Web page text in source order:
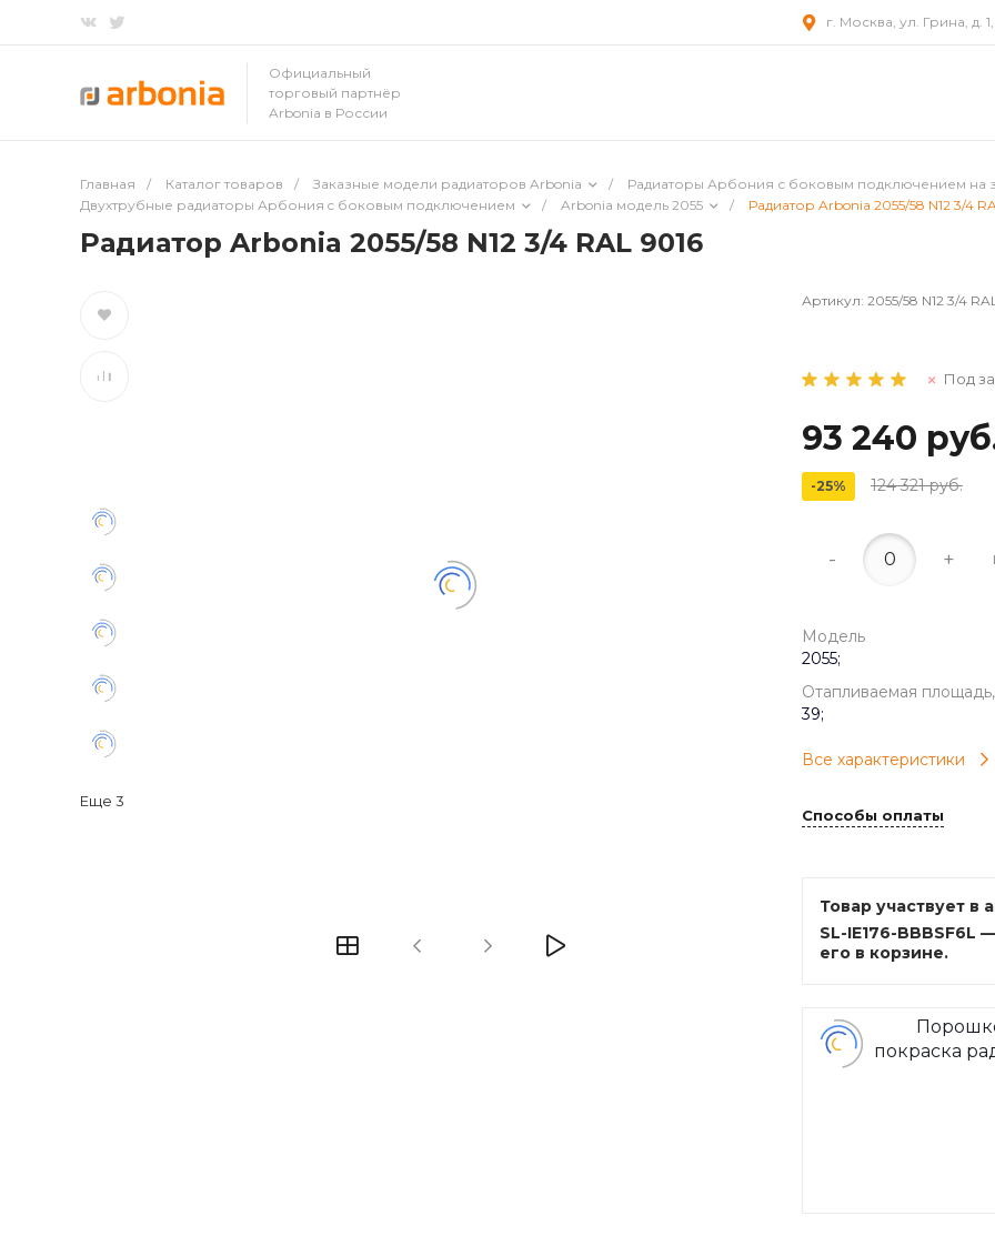
г. Москва, ул. Грина, д.
Официальный
торговый партнёр
Arbonia в России
Главная / Каталог товаров / Заказные модели радиаторов Arbonia / Радиаторы Арбония с боковым подключением на
Двухтрубные радиаторы Арбония c боковым подключением
/ Arbonia модель 2055 / Радиатор Arbonia 2055/58 N12 3/4
Радиатор Arbonia 2055/58 N12 3/4 RAL 9016
Еще 3
Артикул: 2055/58 N12 3/4
Под
93 240
-25% 124 321 руб.
- +
Модель
2055;
Отапливаемая
39;
Все характеристики
Способы оплаты
Товар участвует в
SL-IE176-BBBSF6L
его в корзине.
покраска